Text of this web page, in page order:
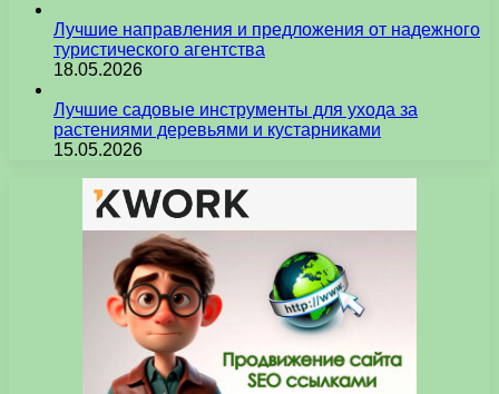
Лучшие направления и предложения от надежного
туристического агентства
18.05.2026
Лучшие садовые инструменты для ухода за
растениями деревьями и кустарниками
15.05.2026